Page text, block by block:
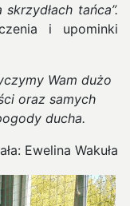
skrzydłach tańca”.
i upominki
Wam dużo
oraz samych
ducha.
Ewelina Wakuła